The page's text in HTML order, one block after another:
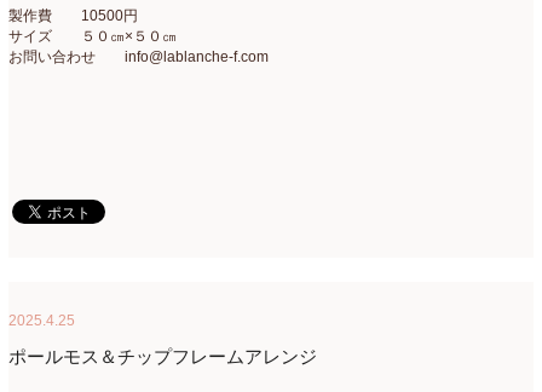
製作費 10500円
サイズ ５０㎝×５０㎝
お問い合わせ info@lablanche-f.com
2025.4.25
ポールモス＆チップフレームアレンジ